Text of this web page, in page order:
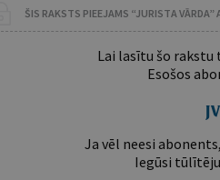
ŠIS RAKSTS PIEEJAMS “JURISTA VĀRDA”
Lai lasītu šo rakstu
Esošos
Ja vēl neesi
Iegūsi